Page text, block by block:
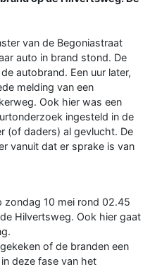
van de Begoniastraat
auto in brand stond. De
autobrand. Een uur later,
melding van een
Ook hier was een
ingesteld in de
(of daders) al gevlucht. De
vanuit dat er sprake is van
zondag 10 mei rond 02.45
Hilvertsweg. Ook hier gaat
of de branden een
deze fase van het